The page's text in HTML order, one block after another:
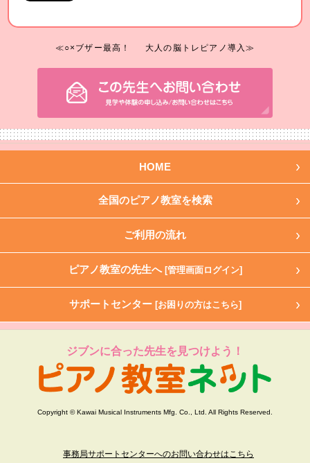
≪○×ブザー最高！ 大人の脳トレピアノ導入≫
HOME
全国のピアノ教室を検索
ご利用の流れ
ピアノ教室の先生へ [管理画面ログイン]
サポートセンター [お困りの方はこちら]
ジブンに合った先生を見つけよう！
Copyright © Kawai Musical Instruments Mfg. Co., Ltd. All Rights Reserved.
事務局サポートセンターへのお問い合わせはこちら